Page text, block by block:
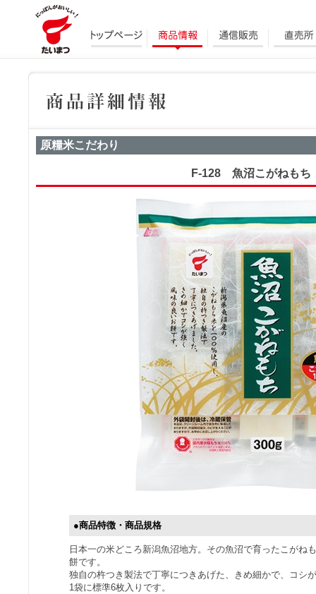
原糧米こだわり
F-128 魚沼こがねもち
●商品特徴・商品規格
日本一の米どころ新潟魚沼地方。その魚沼で育ったこがね
餅です。
独自の杵つき製法で丁寧につきあげた、きめ細かで、コシ
1袋に標準6枚入りです。